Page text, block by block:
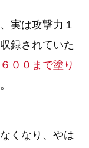
実は攻撃力１
録されていた
００まで塗り
くなり、やは